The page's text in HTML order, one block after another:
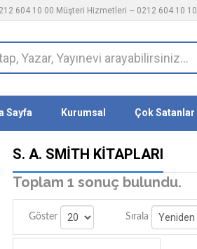
604 10 00 Müşteri Hizmetleri ~ 0212 604 10 10
Sayfa Kurumsal Çok Satanlar
S. A. SMITH KITAPLARI
Toplam 1 sonuç bulundu.
Göster Sırala